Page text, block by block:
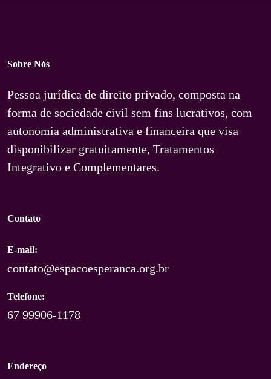
Sobre Nós
Pessoa jurídica de direito privado, composta na
forma de sociedade civil sem fins lucrativos, com
autonomia administrativa e financeira que visa
disponibilizar gratuitamente, Tratamentos
Integrativo e Complementares.
Contato
E-mail:
contato@espacoesperanca.org.br
Telefone:
67 99906-1178
Endereço